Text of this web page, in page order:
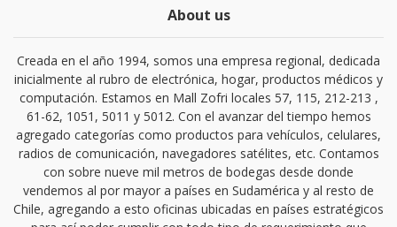
About us
Creada en el año 1994, somos una empresa regional, dedicada
inicialmente al rubro de electrónica, hogar, productos médicos y
computación. Estamos en Mall Zofri locales 57, 115, 212-213 ,
61-62, 1051, 5011 y 5012. Con el avanzar del tiempo hemos
agregado categorías como productos para vehículos, celulares,
radios de comunicación, navegadores satélites, etc. Contamos
con sobre nueve mil metros de bodegas desde donde
vendemos al por mayor a países en Sudamérica y al resto de
Chile, agregando a esto oficinas ubicadas en países estratégicos